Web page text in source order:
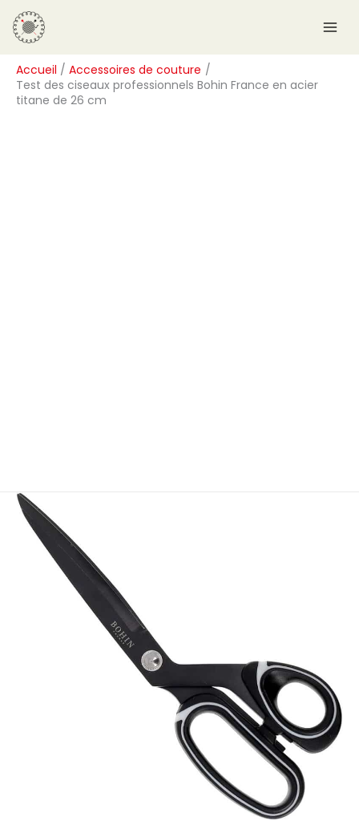
Aller
au
contenu
Accueil
Accessoires de couture
Test des ciseaux professionnels Bohin France en acier
titane de 26 cm
R
e
c
h
e